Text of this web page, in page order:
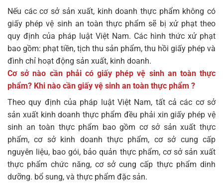
Nếu các cơ sở sản xuất, kinh doanh thực phẩm không có
giấy phép vệ sinh an toàn thực phẩm sẽ bị xử phạt theo
quy định của pháp luật Việt Nam. Các hình thức xử phạt
bao gồm: phạt tiền, tịch thu sản phẩm, thu hồi giấy phép và
đình chỉ hoạt động sản xuất, kinh doanh.
Cơ sở nào cần phải có giấy phép vệ sinh an toàn thực
phẩm? Khi nào cần giấy vệ sinh an toàn thực phẩm ?
Theo quy định của pháp luật Việt Nam, tất cả các cơ sở
sản xuất kinh doanh thực phẩm đều phải xin giấy phép vệ
sinh an toàn thực phẩm bao gồm cơ sở sản xuất thực
phẩm, cơ sở kinh doanh thực phẩm, cơ sở cung cấp
nguyên liệu, bao gói, bảo quản thực phẩm, cơ sở sản xuất
thực phẩm chức năng, cơ sở cung cấp thực phẩm dinh
dưỡng. bổ sung, và thực phẩm đặc sản.